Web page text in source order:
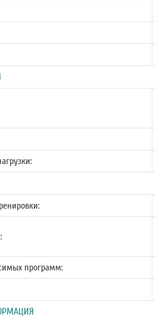
программ: